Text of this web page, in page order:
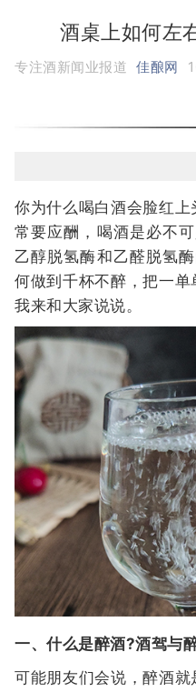
酒桌上如何左
专注酒新闻业报道 佳酿网
你为什么喝白酒会脸红
常要应酬，喝酒是必不
乙醇脱氢酶和乙醛脱氢
何做到千杯不醉，把一
我来和大家说说。
一、什么是醉酒?酒驾与
可能朋友们会说，醉酒